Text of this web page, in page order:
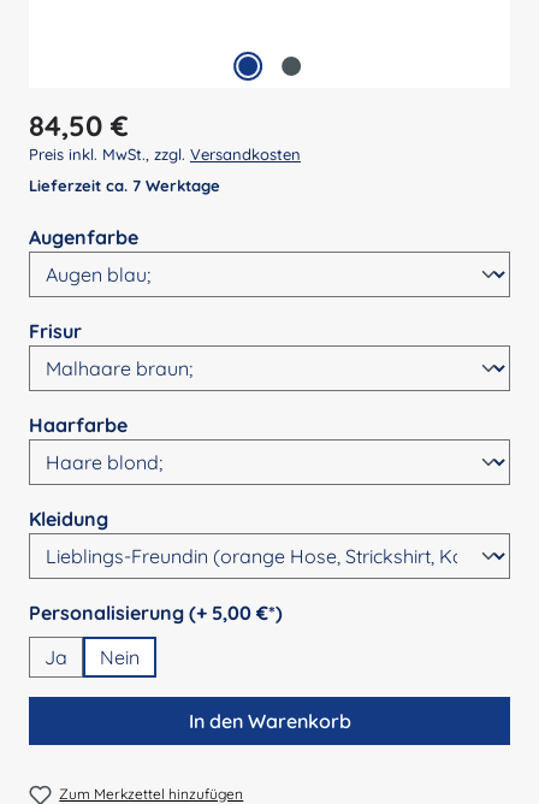
Regulärer Preis:
84,50 €
Preis inkl. MwSt., zzgl. Versandkosten
Lieferzeit ca. 7 Werktage
Augenfarbeauswählen
Frisurauswählen
Haarfarbeauswählen
Kleidungauswählen
Personalisierung (+ 5,00 €*)auswählen
Ja
Nein
In den Warenkorb
Zum Merkzettel hinzufügen